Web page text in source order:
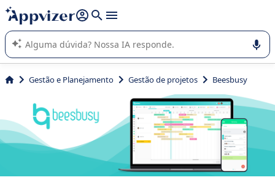
de nossa IA (várias linhas com
A IA do Appvizer o orienta no uso ou na seleção de software
SaaS para sua empresa.
Gestão e Planejamento Gestão de projetos Beesbusy